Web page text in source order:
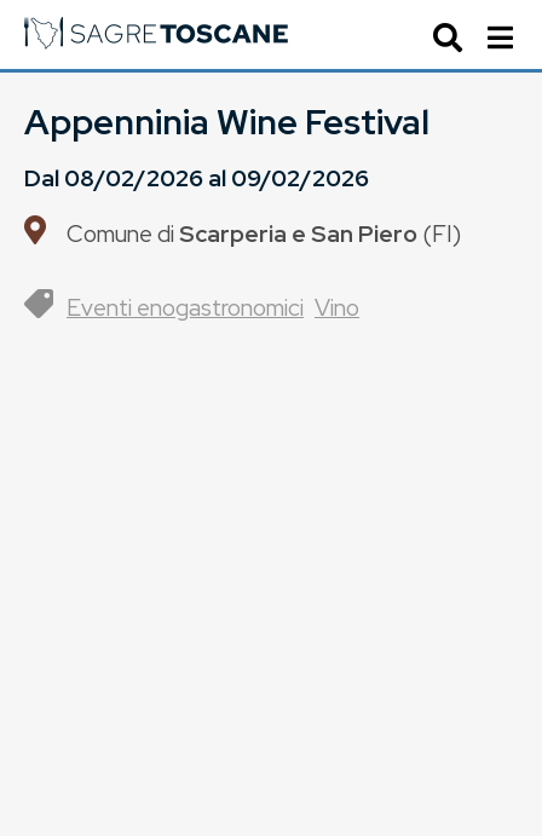
Appenninia Wine Festival
Dal08/02/2026al09/02/2026
Comune diScarperia e San Piero(FI)
Eventi enogastronomici Vino